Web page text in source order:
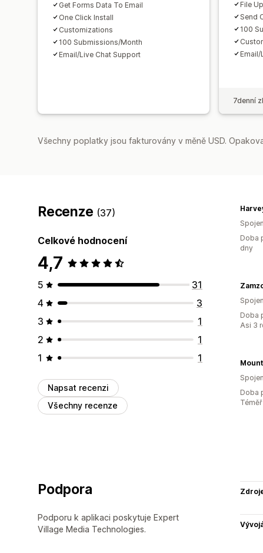
Get Forms Data To Email
One Click Install
Customizations
100 Submissions/Month
Email/Live Chat Support
File
Send
100
Email/
7denní
Všechny poplatky jsou fakturovány v měně USD.
Recenze (37)
Celkové hodnocení
4,7
5
31
4
3
3
1
2
1
1
1
Napsat recenzi
Všechny recenze
Doba
dny
Doba
Asi 3
Doba
Podpora
Podporu k aplikaci poskytuje Expert
Village Media Technologies.